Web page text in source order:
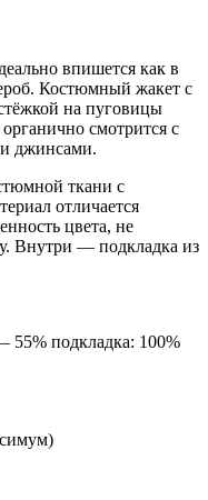
впишется как в
Костюмный жакет с
на пуговицы
смотрится с
джинсами.
ткани с
отличается
цвета, не
Внутри — подкладка из
подкладка: 100%